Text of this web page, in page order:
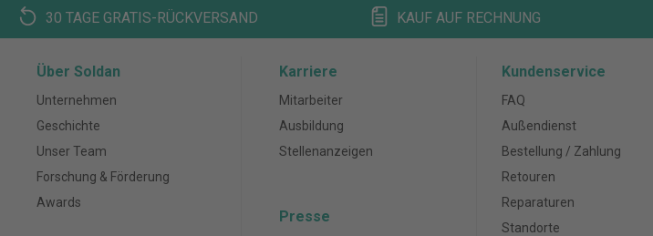
30 TAGE GRATIS-RÜCKVERSAND KAUF AUF RECHNUNG
Über Soldan
Unternehmen
Geschichte
Unser Team
Forschung & Förderung
Awards
Karriere
Mitarbeiter
Ausbildung
Stellenanzeigen
Presse
Kundenservice
FAQ
Außendienst
Bestellung / Zahlung
Retouren
Reparaturen
Standorte